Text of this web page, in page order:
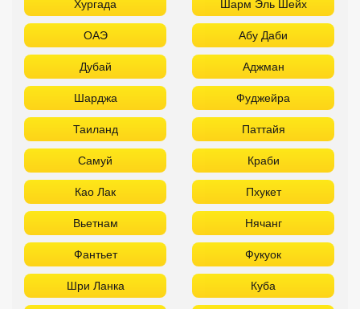
Хургада Шарм Эль Шейх
ОАЭ Абу Даби
Дубай Аджман
Шарджа Фуджейра
Таиланд Паттайя
Самуй Краби
Као Лак Пхукет
Вьетнам Нячанг
Фантьет Фукуок
Шри Ланка Куба